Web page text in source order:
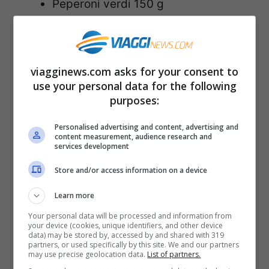
Peperoni verdi 150 g
Pomodori perini 250 g
Cipolle bianche 120 g
Aglio 1 spicchio
Olio extravergine d’oliva q.b.
Sale fino q.b.
Timo q.b.
Prezzemolo q.b.
Procedimento:
Per prima cosa lavare tutte le
viagginews.com asks for your consent to
use your personal data for the following
purposes:
Personalised advertising and content, advertising and
content measurement, audience research and
services development
Store and/or access information on a device
Learn more
Your personal data will be processed and information from
your device (cookies, unique identifiers, and other device
data) may be stored by, accessed by and shared with 319
partners, or used specifically by this site. We and our partners
may use precise geolocation data. List of partners.